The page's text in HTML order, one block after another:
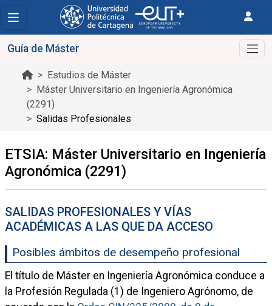
Estudios de Máster
Máster Universitario en Ingeniería Agronómica
(2291)
Salidas Profesionales
Guía de Máster
ETSIA: Máster Universitario en Ingeniería
Agronómica (2291)
SALIDAS PROFESIONALES Y VÍAS
ACADÉMICAS A LAS QUE DA ACCESO
Posibles ámbitos de desempeño profesional
El título de Máster en Ingeniería Agronómica conduce a
la Profesión Regulada (1) de Ingeniero Agrónomo, de